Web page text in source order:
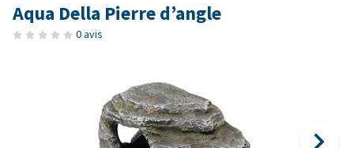
Aqua Della Pierre d’angle
0 avis